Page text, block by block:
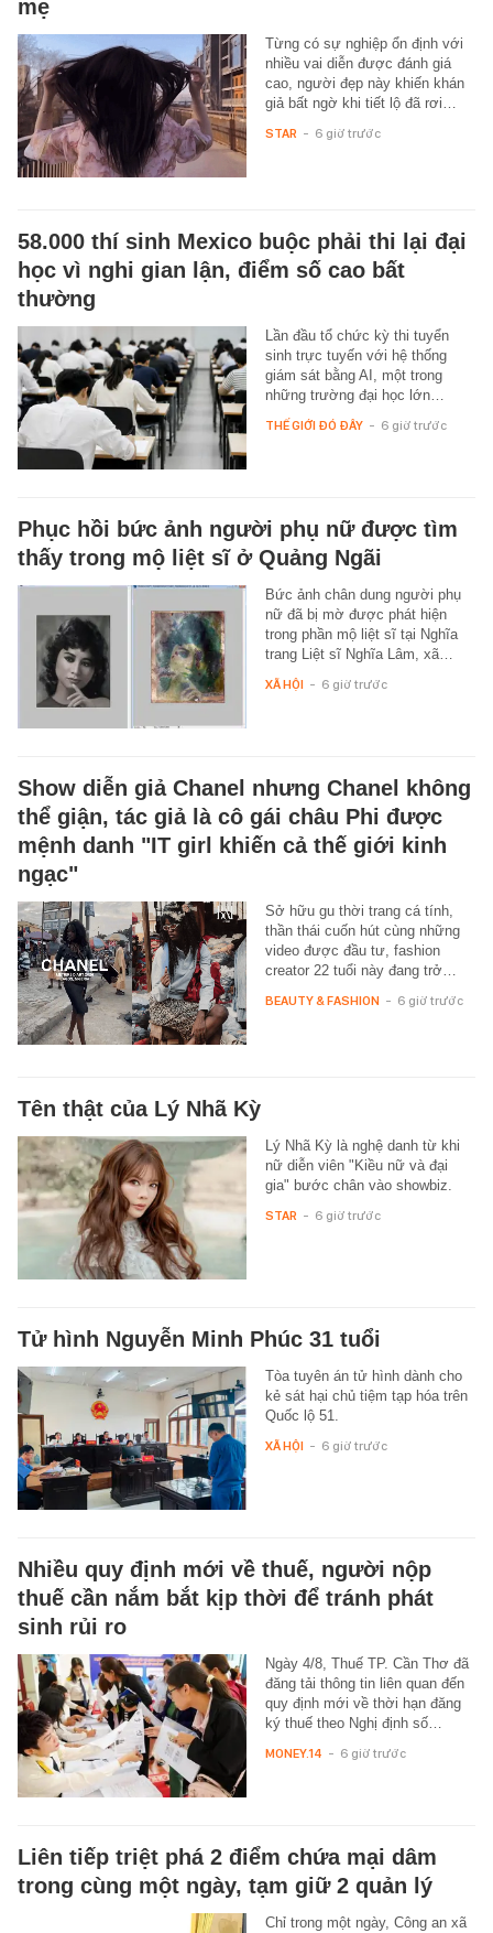
mẹ
Từng có sự nghiệp ổn định với
nhiều vai diễn được đánh giá
cao, người đẹp này khiến khán
giả bất ngờ khi tiết lộ đã rơi…
STAR - 6 giờ trước
58.000 thí sinh Mexico buộc phải thi lại đại
học vì nghi gian lận, điểm số cao bất
thường
Lần đầu tổ chức kỳ thi tuyển
sinh trực tuyến với hệ thống
giám sát bằng AI, một trong
những trường đại học lớn…
THẾ GIỚI ĐÓ ĐÂY - 6 giờ trước
Phục hồi bức ảnh người phụ nữ được tìm
thấy trong mộ liệt sĩ ở Quảng Ngãi
Bức ảnh chân dung người phụ
nữ đã bị mờ được phát hiện
trong phần mộ liệt sĩ tại Nghĩa
trang Liệt sĩ Nghĩa Lâm, xã…
XÃ HỘI - 6 giờ trước
Show diễn giả Chanel nhưng Chanel không
thể giận, tác giả là cô gái châu Phi được
mệnh danh "IT girl khiến cả thế giới kinh
ngạc"
Sở hữu gu thời trang cá tính,
thần thái cuốn hút cùng những
video được đầu tư, fashion
creator 22 tuổi này đang trở…
BEAUTY & FASHION - 6 giờ trước
Tên thật của Lý Nhã Kỳ
Lý Nhã Kỳ là nghệ danh từ khi
nữ diễn viên "Kiều nữ và đại
gia" bước chân vào showbiz.
STAR - 6 giờ trước
Tử hình Nguyễn Minh Phúc 31 tuổi
Tòa tuyên án tử hình dành cho
kẻ sát hại chủ tiệm tạp hóa trên
Quốc lộ 51.
XÃ HỘI - 6 giờ trước
Nhiều quy định mới về thuế, người nộp
thuế cần nắm bắt kịp thời để tránh phát
sinh rủi ro
Ngày 4/8, Thuế TP. Cần Thơ đã
đăng tải thông tin liên quan đến
quy định mới về thời hạn đăng
ký thuế theo Nghị định số…
MONEY.14 - 6 giờ trước
Liên tiếp triệt phá 2 điểm chứa mại dâm
trong cùng một ngày, tạm giữ 2 quản lý
Chỉ trong một ngày, Công an xã